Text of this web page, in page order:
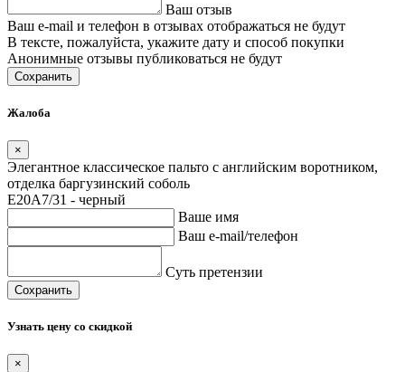
Ваш отзыв
Ваш e-mail и телефон в отзывах отображаться не будут
В тексте, пожалуйста, укажите дату и способ покупки
Анонимные отзывы публиковаться не будут
Сохранить
Жалоба
×
Элегантное классическое пальто с английским воротником,
отделка баргузинский соболь
E20A7/31 - черный
Ваше имя
Ваш e-mail/телефон
Суть претензии
Сохранить
Узнать цену со скидкой
×